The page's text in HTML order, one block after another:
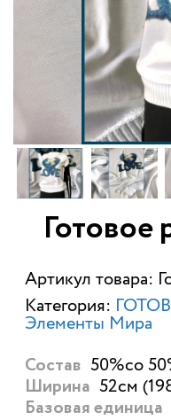
Готовое
Артикул товара:
Категория:
Элементы Мира
Состав 50%со
Ширина 52см
Базовая единица